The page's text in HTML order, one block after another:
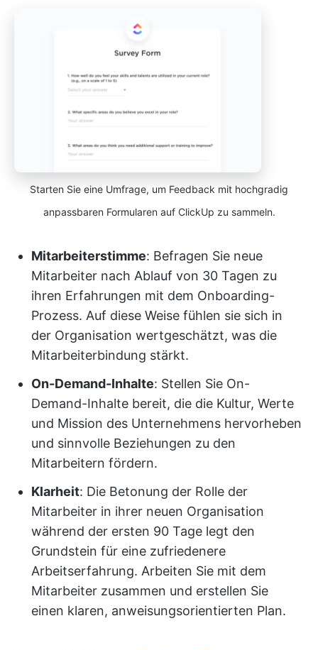
Starten Sie eine Umfrage, um Feedback mit hochgradig
anpassbaren Formularen auf ClickUp zu sammeln.
Mitarbeiterstimme: Befragen Sie neue
Mitarbeiter nach Ablauf von 30 Tagen zu
ihren Erfahrungen mit dem Onboarding-
Prozess. Auf diese Weise fühlen sie sich in
der Organisation wertgeschätzt, was die
Mitarbeiterbindung stärkt.
On-Demand-Inhalte: Stellen Sie On-
Demand-Inhalte bereit, die die Kultur, Werte
und Mission des Unternehmens hervorheben
und sinnvolle Beziehungen zu den
Mitarbeitern fördern.
Klarheit: Die Betonung der Rolle der
Mitarbeiter in ihrer neuen Organisation
während der ersten 90 Tage legt den
Grundstein für eine zufriedenere
Arbeitserfahrung. Arbeiten Sie mit dem
Mitarbeiter zusammen und erstellen Sie
einen klaren, anweisungsorientierten Plan.